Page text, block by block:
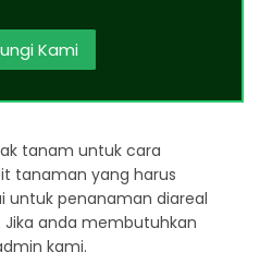
Kami
tanam untuk cara
tanaman yang harus
untuk penanaman diareal
anda membutuhkan
kami.